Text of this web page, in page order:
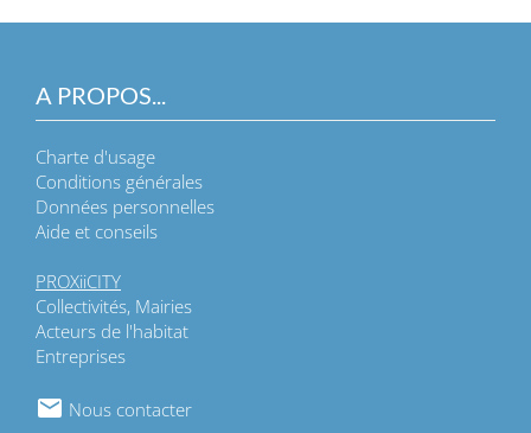
A PROPOS...
Charte d'usage
Conditions générales
Données personnelles
Aide et conseils
PROXiiCITY
Collectivités, Mairies
Acteurs de l'habitat
Entreprises
Nous contacter